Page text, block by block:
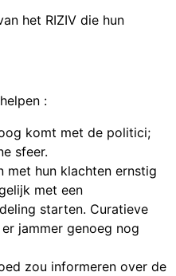
het RIZIV die hun
:
komt met de politici;
sfeer.
met hun klachten ernstig
met een
starten. Curatieve
jammer genoeg nog
zou informeren over de